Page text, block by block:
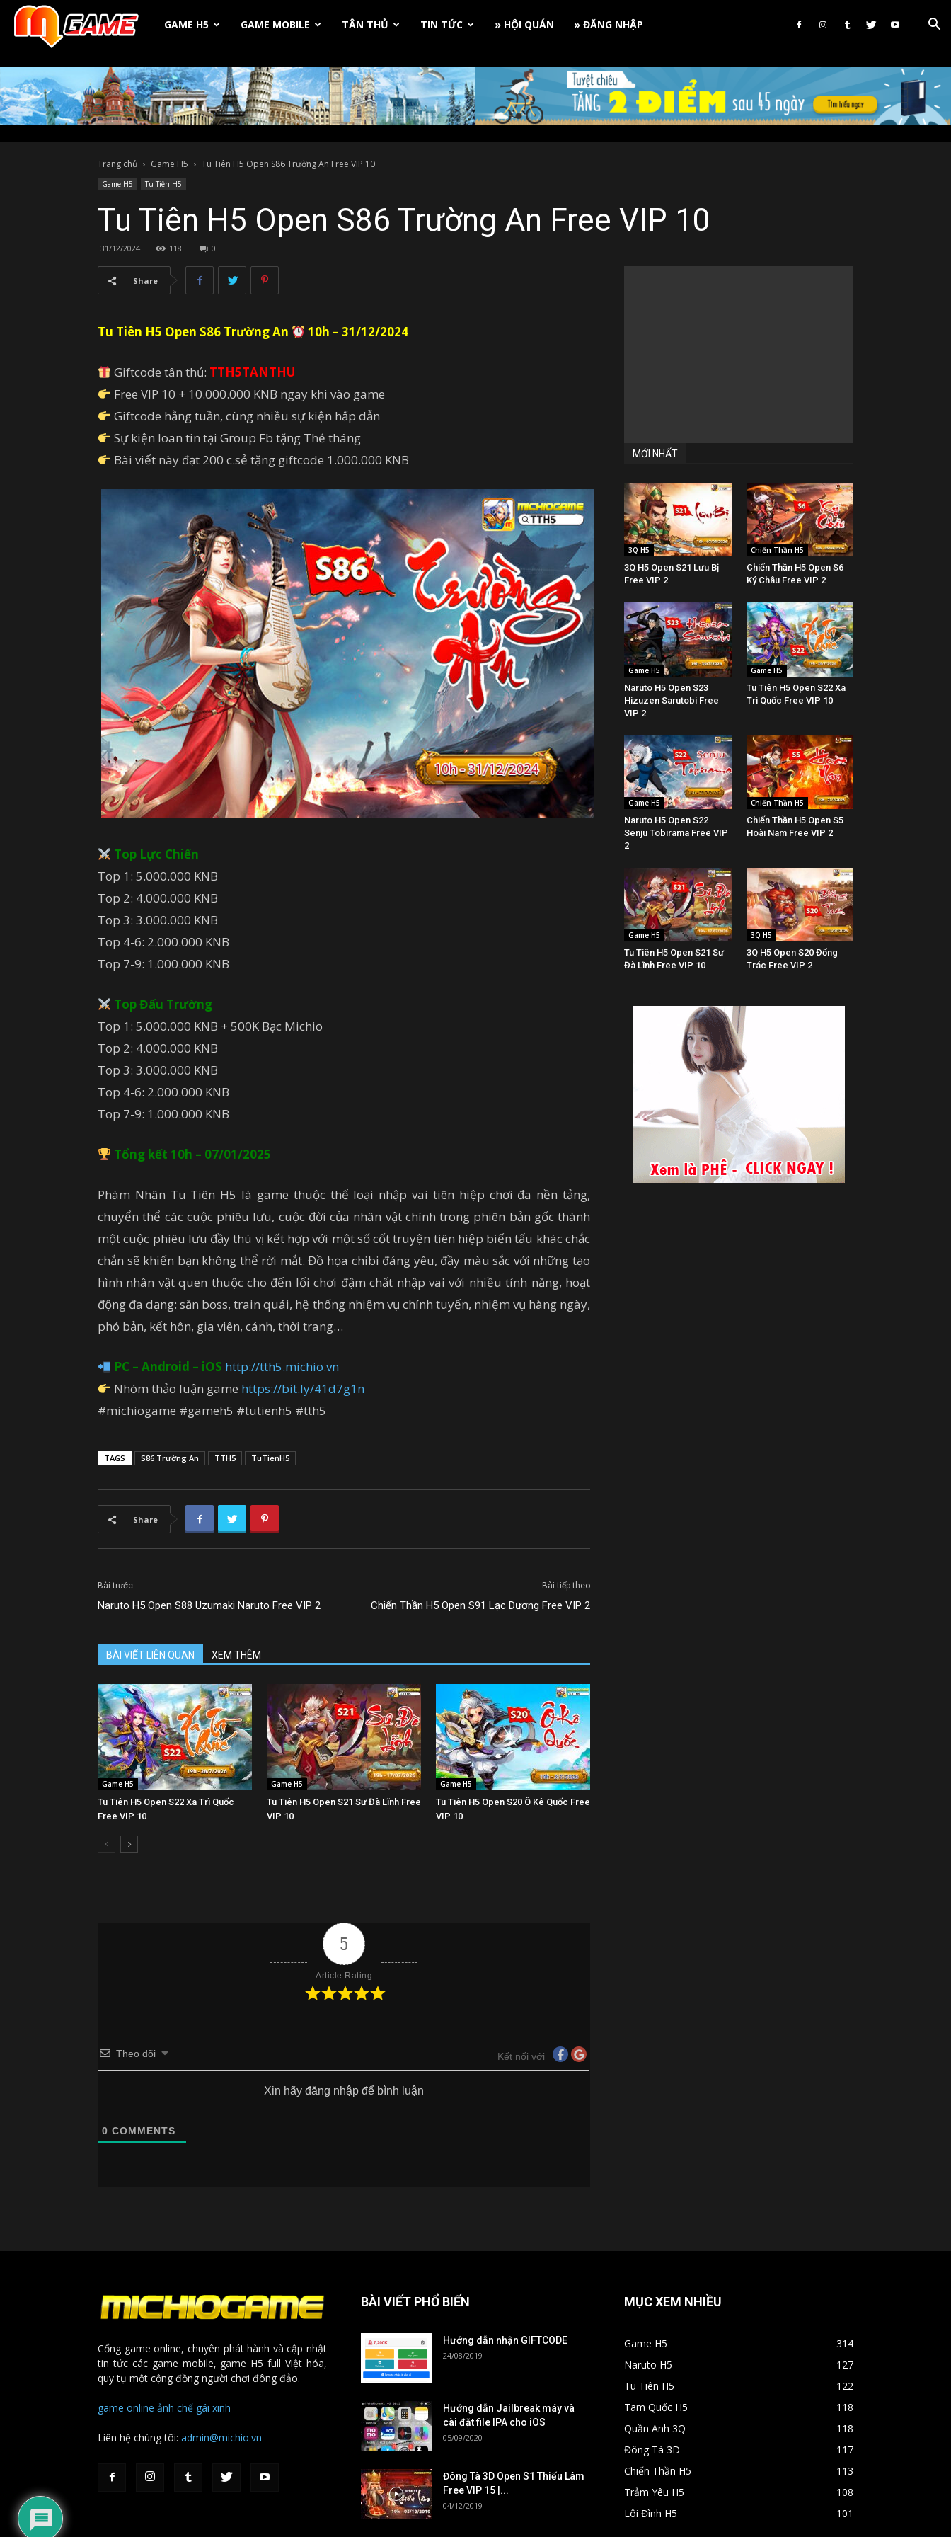
Michio
Game
GAME H5 GAME MOBILE TÂN THỦ TIN TỨC » HỘI QUÁN » ĐĂNG NHẬP
Trang chủ Game H5 Tu Tiên H5 Open S86 Trường An Free VIP 10
Game H5 Tu Tiên H5
Tu Tiên H5 Open S86 Trường An Free VIP 10
31/12/2024 118 0
Share
Tu Tiên H5 Open S86 Trường An 10h – 31/12/2024
Giftcode tân thủ: TTH5TANTHU
Free VIP 10 + 10.000.000 KNB ngay khi vào game
Giftcode hằng tuần, cùng nhiều sự kiện hấp dẫn
Sự kiện loan tin tại Group Fb tặng Thẻ tháng
Bài viết này đạt 200 c.sẻ tặng giftcode 1.000.000 KNB
Top Lực Chiến
Top 1: 5.000.000 KNB
Top 2: 4.000.000 KNB
Top 3: 3.000.000 KNB
Top 4-6: 2.000.000 KNB
Top 7-9: 1.000.000 KNB
Top Đấu Trường
Top 1: 5.000.000 KNB + 500K Bạc Michio
Top 2: 4.000.000 KNB
Top 3: 3.000.000 KNB
Top 4-6: 2.000.000 KNB
Top 7-9: 1.000.000 KNB
Tổng kết 10h – 07/01/2025
Phàm Nhân Tu Tiên H5 là game thuộc thể loại nhập vai tiên hiệp chơi đa nền tảng,
chuyển thể các cuộc phiêu lưu, cuộc đời của nhân vật chính trong phiên bản gốc thành
một cuộc phiêu lưu đầy thú vị kết hợp với một số cốt truyện tiên hiệp biến tấu khác chắc
chắn sẽ khiến bạn không thể rời mắt. Đồ họa chibi đáng yêu, đầy màu sắc với những tạo
hình nhân vật quen thuộc cho đến lối chơi đậm chất nhập vai với nhiều tính năng, hoạt
động đa dạng: săn boss, train quái, hệ thống nhiệm vụ chính tuyến, nhiệm vụ hàng ngày,
phó bản, kết hôn, gia viên, cánh, thời trang…
PC – Android – iOS http://tth5.michio.vn
Nhóm thảo luận game https://bit.ly/41d7g1n
#michiogame #gameh5 #tutienh5 #tth5
TAGS S86 Trường An TTH5 TuTienH5
Share
Bài trước
Naruto H5 Open S88 Uzumaki Naruto Free VIP 2
Bài tiếp theo
Chiến Thần H5 Open S91 Lạc Dương Free VIP 2
BÀI VIẾT LIÊN QUAN XEM THÊM
Game H5
Tu Tiên H5 Open S22 Xa Trì Quốc
Free VIP 10
Game H5
Tu Tiên H5 Open S21 Sư Đà Lĩnh Free
VIP 10
Game H5
Tu Tiên H5 Open S20 Ô Kê Quốc Free
VIP 10
5
Article Rating
Theo dõi Kết nối với
Xin hãy đăng nhập để bình luận
0 COMMENTS
MỚI NHẤT
3Q H5
3Q H5 Open S21 Lưu Bị
Free VIP 2
Chiến Thần H5
Chiến Thần H5 Open S6
Ký Châu Free VIP 2
Game H5
Naruto H5 Open S23
Hizuzen Sarutobi Free
VIP 2
Game H5
Tu Tiên H5 Open S22 Xa
Trì Quốc Free VIP 10
Game H5
Naruto H5 Open S22
Senju Tobirama Free VIP
2
Chiến Thần H5
Chiến Thần H5 Open S5
Hoài Nam Free VIP 2
Game H5
Tu Tiên H5 Open S21 Sư
Đà Lĩnh Free VIP 10
3Q H5
3Q H5 Open S20 Đổng
Trác Free VIP 2
Cổng game online, chuyên phát hành và cập nhật
tin tức các game mobile, game H5 full Việt hóa,
quy tụ một cộng đồng người chơi đông đảo.
game online ảnh chế gái xinh
Liên hệ chúng tôi: admin@michio.vn
BÀI VIẾT PHỔ BIẾN
Hướng dẫn nhận GIFTCODE
24/08/2019
Hướng dẫn Jailbreak máy và
cài đặt file IPA cho iOS
05/09/2020
Đông Tà 3D Open S1 Thiếu Lâm
Free VIP 15 |...
04/12/2019
MỤC XEM NHIỀU
Game H5
314
Naruto H5
127
Tu Tiên H5
122
Tam Quốc H5
118
Quần Anh 3Q
118
Đông Tà 3D
117
Chiến Thần H5
113
Trảm Yêu H5
108
Lôi Đình H5
101